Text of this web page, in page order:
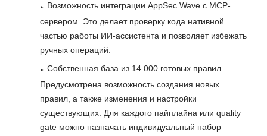
Возможность интеграции AppSec.Wave с MCP-
сервером. Это делает проверку кода нативной
частью работы ИИ-ассистента и позволяет избежать
ручных операций.
Собственная база из 14 000 готовых правил.
Предусмотрена возможность создания новых
правил, а также изменения и настройки
существующих. Для каждого пайплайна или quality
gate можно назначать индивидуальный набор